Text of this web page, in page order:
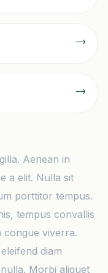
Aenean in
a elit. Nulla sit
porttitor tempus.
tempus convallis
congue viverra.
diam
Morbi aliquet